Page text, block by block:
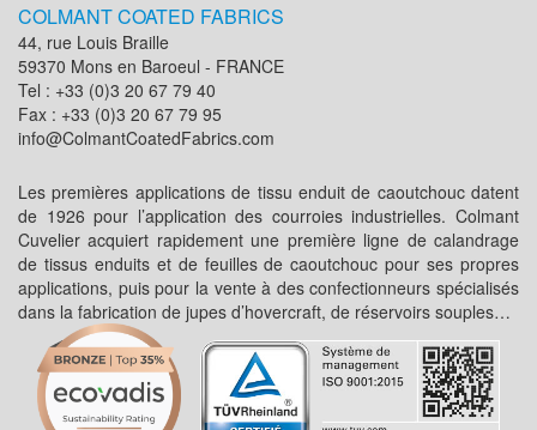
COLMANT COATED FABRICS
44, rue Louis Braille
59370 Mons en Baroeul - FRANCE
Tel : +33 (0)3 20 67 79 40
Fax : +33 (0)3 20 67 79 95
info@ColmantCoatedFabrics.com
Les premières applications de tissu enduit de caoutchouc datent
de 1926 pour l’application des courroies industrielles. Colmant
Cuvelier acquiert rapidement une première ligne de calandrage
de tissus enduits et de feuilles de caoutchouc pour ses propres
applications, puis pour la vente à des confectionneurs spécialisés
dans la fabrication de jupes d’hovercraft, de réservoirs souples…